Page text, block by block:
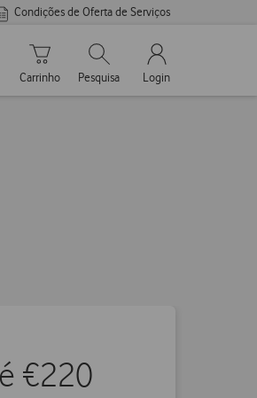
Condições de Oferta de Serviços
Carrinho de compras
Carrinho
Pesquisar
Pesquisa
My Vodafone
Login
€220